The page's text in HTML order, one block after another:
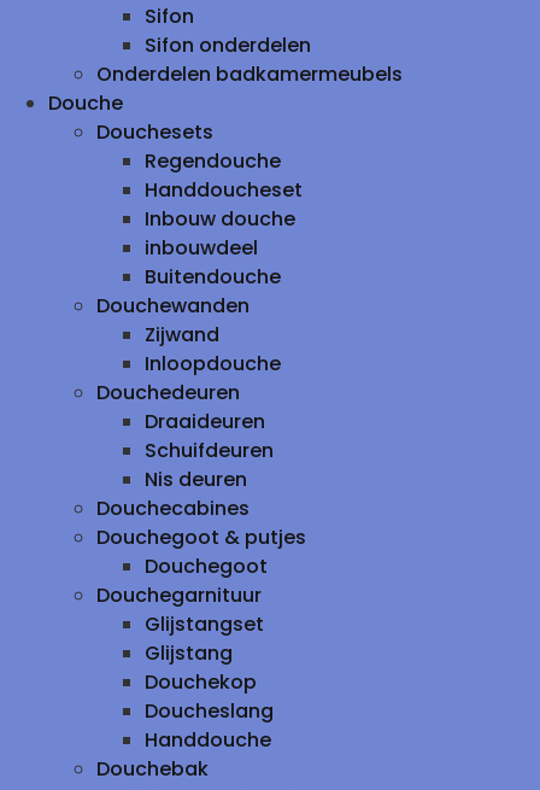
Sifon
Sifon onderdelen
Onderdelen badkamermeubels
Douche
Douchesets
Regendouche
Handdoucheset
Inbouw douche
inbouwdeel
Buitendouche
Douchewanden
Zijwand
Inloopdouche
Douchedeuren
Draaideuren
Schuifdeuren
Nis deuren
Douchecabines
Douchegoot & putjes
Douchegoot
Douchegarnituur
Glijstangset
Glijstang
Douchekop
Doucheslang
Handdouche
Douchebak